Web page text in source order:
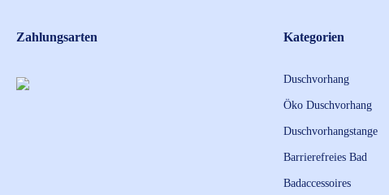
Kategorien
Duschvorhang
Öko Duschvorhang
Duschvorhangstange
Barrierefreies Bad
Badaccessoires
Zahlungsarten